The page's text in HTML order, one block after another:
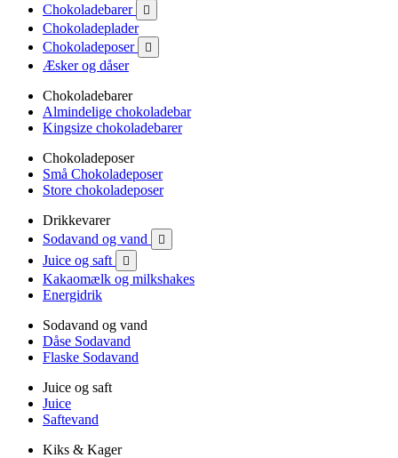
Chokoladebarer

Chokoladeplader
Chokoladeposer

Æsker og dåser
Chokoladebarer
Almindelige chokoladebar
Kingsize chokoladebarer
Chokoladeposer
Små Chokoladeposer
Store chokoladeposer
Drikkevarer
Sodavand og vand

Juice og saft 
Kakaomælk og milkshakes
Energidrik
Sodavand og vand
Dåse Sodavand
Flaske Sodavand
Juice og saft
Juice
Saftevand
Kiks & Kager